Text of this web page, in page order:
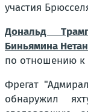
участия
Дональд
Биньямина
по отношению к
Фрегат
обнаружил